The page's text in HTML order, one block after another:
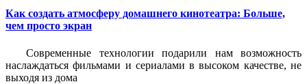
Как создать атмосферу домашнего кинотеатра: Больше,
чем просто экран
Современные технологии подарили нам возможность
наслаждаться фильмами и сериалами в высоком качестве, не
выходя из дома